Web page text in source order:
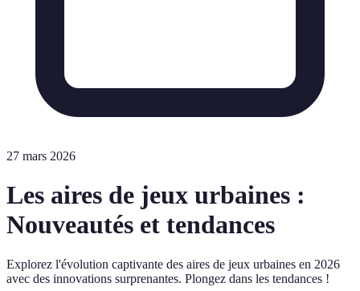
27 mars 2026
Les aires de jeux urbaines :
Nouveautés et tendances
Explorez l'évolution captivante des aires de jeux urbaines en 2026
avec des innovations surprenantes. Plongez dans les tendances !